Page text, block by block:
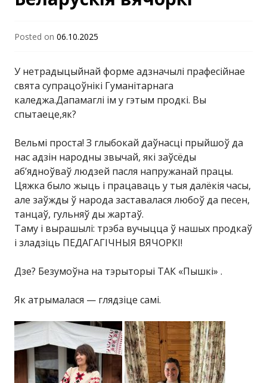
"Гродненский
университет имени
Янки Купалы"
Posted on 06.10.2025
У нетрадыцыйнай форме адзначылі прафесійнае
свята супрацоўнікі Гуманітарнага
каледжа.Дапамаглі iм у гэтым продкі. Вы
спытаеце,як?
Вельмі проста! З глыбокай даўнасці прыйшоў да
нас адзін народны звычай, які заўсёды
аб’ядноўваў людзей пасля напружанай працы.
Цяжка было жыць і працаваць у тыя далёкія часы,
але заўжды ў народа заставалася любоў да песен,
танцаў, гульняў ды жартаў.
Таму i вырашылі: трэба вучыцца ў нашых продкаў
і зладзіць ПЕДАГАГІЧНЫЯ ВЯЧОРКІ!
Дзе? Безумоўна на тэрыторыi ТАК «Пышкi» .
Як атрымалася — глядзiце самi.